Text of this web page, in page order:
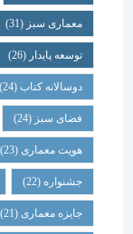
معماری سبز(31)
توسعه پایدار(26) باغ
دوسالانه کتاب(24)
فضای سبز(24)
هویت معماری (23)
جشنواره(22) نمای
جایزه معماری (21)